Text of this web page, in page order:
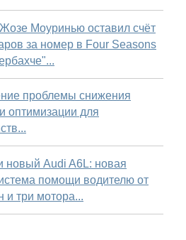
Моуринью оставил счёт
за номер в Four Seasons
проблемы снижения
оптимизации для
новый Audi A6L: новая
помощи водителю от
и три мотора...